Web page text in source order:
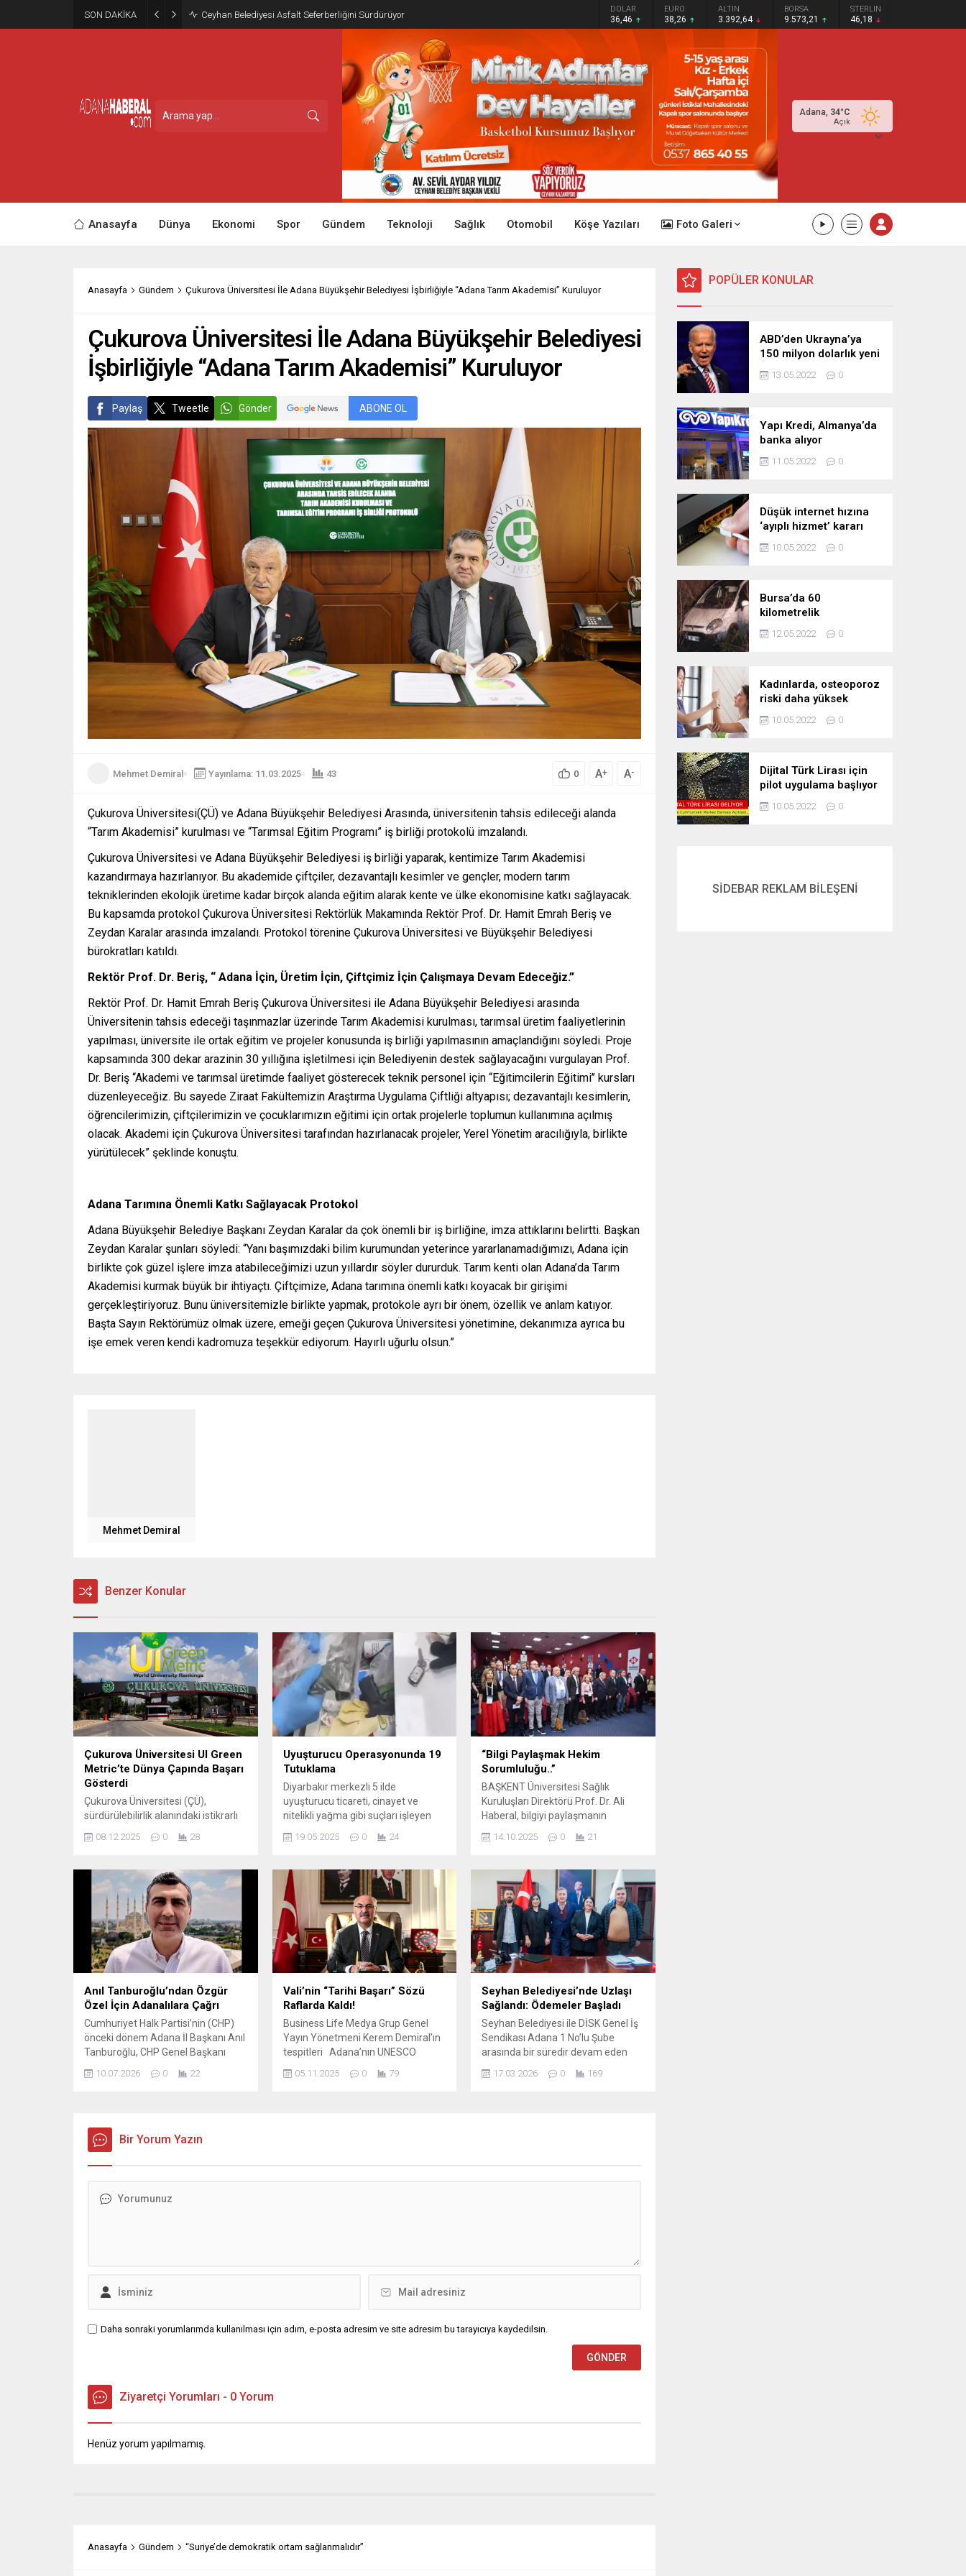
SON DAKİKA Ceyhan Belediyesi Asfalt Seferberliğini Sürdürüyor DOLAR
36,46
EURO
38,26
ALTIN
3.392,64
BORSA
9.573,21
STERLIN
46,18
Adana, 34°C
Açık
Anasayfa Dünya Ekonomi Spor Gündem Teknoloji Sağlık Otomobil Köşe Yazıları Foto Galeri
Anasayfa Gündem Çukurova Üniversitesi İle Adana Büyükşehir Belediyesi İşbirliğiyle “Adana Tarım Akademisi” Kuruluyor
Çukurova Üniversitesi İle Adana Büyükşehir Belediyesi
İşbirliğiyle “Adana Tarım Akademisi” Kuruluyor
Paylaş Tweetle Gönder ABONE OL
Mehmet Demiral Yayınlama: 11.03.2025 43 0 A+ A-
Çukurova Üniversitesi(ÇÜ) ve Adana Büyükşehir Belediyesi Arasında, üniversitenin tahsis edileceği alanda
“Tarım Akademisi” kurulması ve “Tarımsal Eğitim Programı” iş birliği protokolü imzalandı.
Çukurova Üniversitesi ve Adana Büyükşehir Belediyesi iş birliği yaparak, kentimize Tarım Akademisi
kazandırmaya hazırlanıyor. Bu akademide çiftçiler, dezavantajlı kesimler ve gençler, modern tarım
tekniklerinden ekolojik üretime kadar birçok alanda eğitim alarak kente ve ülke ekonomisine katkı sağlayacak.
Bu kapsamda protokol Çukurova Üniversitesi Rektörlük Makamında Rektör Prof. Dr. Hamit Emrah Beriş ve
Zeydan Karalar arasında imzalandı. Protokol törenine Çukurova Üniversitesi ve Büyükşehir Belediyesi
bürokratları katıldı.
Rektör Prof. Dr. Beriş, “ Adana İçin, Üretim İçin, Çiftçimiz İçin Çalışmaya Devam Edeceğiz.”
Rektör Prof. Dr. Hamit Emrah Beriş Çukurova Üniversitesi ile Adana Büyükşehir Belediyesi arasında
Üniversitenin tahsis edeceği taşınmazlar üzerinde Tarım Akademisi kurulması, tarımsal üretim faaliyetlerinin
yapılması, üniversite ile ortak eğitim ve projeler konusunda iş birliği yapılmasının amaçlandığını söyledi. Proje
kapsamında 300 dekar arazinin 30 yıllığına işletilmesi için Belediyenin destek sağlayacağını vurgulayan Prof.
Dr. Beriş “Akademi ve tarımsal üretimde faaliyet gösterecek teknik personel için “Eğitimcilerin Eğitimi’’ kursları
düzenleyeceğiz. Bu sayede Ziraat Fakültemizin Araştırma Uygulama Çiftliği altyapısı; dezavantajlı kesimlerin,
öğrencilerimizin, çiftçilerimizin ve çocuklarımızın eğitimi için ortak projelerle toplumun kullanımına açılmış
olacak. Akademi için Çukurova Üniversitesi tarafından hazırlanacak projeler, Yerel Yönetim aracılığıyla, birlikte
yürütülecek” şeklinde konuştu.
Adana Tarımına Önemli Katkı Sağlayacak Protokol
Adana Büyükşehir Belediye Başkanı Zeydan Karalar da çok önemli bir iş birliğine, imza attıklarını belirtti. Başkan
Zeydan Karalar şunları söyledi: “Yanı başımızdaki bilim kurumundan yeterince yararlanamadığımızı, Adana için
birlikte çok güzel işlere imza atabileceğimizi uzun yıllardır söyler dururduk. Tarım kenti olan Adana’da Tarım
Akademisi kurmak büyük bir ihtiyaçtı. Çiftçimize, Adana tarımına önemli katkı koyacak bir girişimi
gerçekleştiriyoruz. Bunu üniversitemizle birlikte yapmak, protokole ayrı bir önem, özellik ve anlam katıyor.
Başta Sayın Rektörümüz olmak üzere, emeği geçen Çukurova Üniversitesi yönetimine, dekanımıza ayrıca bu
işe emek veren kendi kadromuza teşekkür ediyorum. Hayırlı uğurlu olsun.”
Mehmet Demiral
Benzer Konular
Çukurova Üniversitesi UI Green
Metric’te Dünya Çapında Başarı
Gösterdi
Çukurova Üniversitesi (ÇÜ),
sürdürülebilirlik alanındaki istikrarlı
önemli bir başarıya imza attı. UI
Sıralamasında dünya genelinde
175’inci, Türkiye üniversiteleri
arasında ise 15’inci sırada yer aldı.
Dünya Sıralamasında 128
Basamaklık Yükseliş Geçtiğimiz yıl
dünya genelinde 303’üncü sırada
bulunan Çukurova Üniversitesi, bu
yıl 128 basamak birden yükselerek...
08.12.2025 0 28
Uyuşturucu Operasyonunda 19
Tutuklama
Diyarbakır merkezli 5 ilde
uyuşturucu ticareti, cinayet ve
nitelikli yağma gibi suçları işleyen
yönelik düzenlenen operasyonda
Şüphelilerden 19’u tutuklandı.
Cumhuriyet Başsavcılığı
koordinesinde İl Emniyet Müdürlüğü
Kaçakçılık ve Organize Suçlarla
Mücadele Şube Müdürlüğü ekipleri
tarafından yapılan çalışmada,
liderliğini Ş.T.’nin yaptığı silahlı
organize suç...
19.05.2025 0 24
“Bilgi Paylaşmak Hekim
Sorumluluğu..”
BAŞKENT Üniversitesi Sağlık
Kuruluşları Direktörü Prof. Dr. Ali
Haberal, bilgiyi paylaşmanın
olduğunu söyledi. Kadın Sağlığı
Akdeniz Kadın Sağlığı Derneği iş
birliğiyle düzenlenen II. Akdeniz
Obstetrik ve Jinekoloji Kongresi,
Başkent Üniversitesi Adana Kışla
Sağlık Yerleşkesi’nde
gerçekleştirildi. Kongreye Kadın
Sağlığı Dernekleri Federasyonu
Başkanı Prof....
14.10.2025 0 21
Anıl Tanburoğlu’ndan Özgür
Özel İçin Adanalılara Çağrı
Cumhuriyet Halk Partisi’nin (CHP)
önceki dönem Adana İl Başkanı Anıl
Tanburoğlu, CHP Genel Başkanı
gerçekleştireceği Adana programı
açıklama yapan Tanburoğlu, CHP
Genel Başkanı Özgür Özel’in gün
boyunca Adana’nın farklı
geleceğini belirterek, tüm
10.07.2026 0 22
Vali’nin “Tarihi Başarı” Sözü
Raflarda Kaldı!
Business Life Medya Grup Genel
Yayın Yönetmeni Kerem Demiral’ın
tespitleri Adana’nın UNESCO
Şehri” olarak kabul edileceği,
Ancak sonuç ortada: UNESCO’dan
05.11.2025 0 79
Seyhan Belediyesi’nde Uzlaşı
Sağlandı: Ödemeler Başladı
Seyhan Belediyesi ile DİSK Genel İş
Sendikası Adana 1 No’lu Şube
arasında bir süredir devam eden
mutabakat ile sonuçlandı. Seyhan
temsilcileri arasında bir süredir
17.03.2026 0 169
Bir Yorum Yazın
Daha sonraki yorumlarımda kullanılması için adım, e-posta adresim ve site adresim bu tarayıcıya kaydedilsin.
Ziyaretçi Yorumları - 0 Yorum
Henüz yorum yapılmamış.
Anasayfa Gündem “Suriye’de demokratik ortam sağlanmalıdır”
POPÜLER KONULAR
ABD’den Ukrayna’ya
150 milyon dolarlık yeni
askeri yardım
13.05.2022 0
Yapı Kredi, Almanya’da
banka alıyor
11.05.2022 0
Düşük internet hızına
‘ayıplı hizmet’ kararı
10.05.2022 0
Bursa’da 60
kilometrelik
kovalamaca!
12.05.2022 0
Kadınlarda, osteoporoz
riski daha yüksek
10.05.2022 0
Dijital Türk Lirası için
pilot uygulama başlıyor
10.05.2022 0
SİDEBAR REKLAM BİLEŞENİ